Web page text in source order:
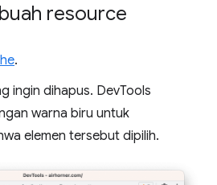
resource
.
ingin dihapus. DevTools
warna biru untuk
elemen tersebut dipilih.